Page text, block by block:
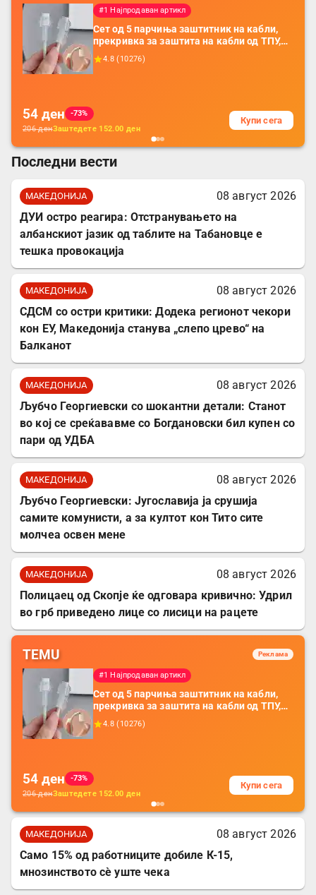
#1 Најпродаван артикл
Сет од 5 парчиња заштитник на кабли,
прекривка за заштита на кабли од ТПУ,
додатоци за заштита на кабли, без
батерија, за мобилни телефони, комплет
4.8 (10276)
54 ден
-73%
206денЗаштедете 152.00 ден
Купи сега
Последни вести
МАКЕДОНИЈА
08 август 2026
ДУИ остро реагира: Отстранувањето на
албанскиот јазик од таблите на Табановце е
тешка провокација
МАКЕДОНИЈА
08 август 2026
СДСМ со остри критики: Додека регионот чекори
кон ЕУ, Македонија станува „слепо црево“ на
Балканот
МАКЕДОНИЈА
08 август 2026
Љубчо Георгиевски со шокантни детали: Станот
во кој се среќававме со Богдановски бил купен со
пари од УДБА
МАКЕДОНИЈА
08 август 2026
Љубчо Георгиевски: Југославија ја срушија
самите комунисти, а за култот кон Тито сите
молчеа освен мене
МАКЕДОНИЈА
08 август 2026
Полицаец од Скопје ќе одговара кривично: Удрил
во грб приведено лице со лисици на рацете
TEMU Реклама
#1 Најпродаван артикл
Сет од 5 парчиња заштитник на кабли,
прекривка за заштита на кабли од ТПУ,
додатоци за заштита на кабли, без
батерија, за мобилни телефони, комплет
4.8 (10276)
54 ден
-73%
206денЗаштедете 152.00 ден
Купи сега
МАКЕДОНИЈА
08 август 2026
Само 15% од работниците добиле К-15,
мнозинството сè уште чека